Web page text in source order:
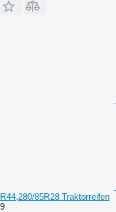
R44,280/85R28 Traktorreifen
9